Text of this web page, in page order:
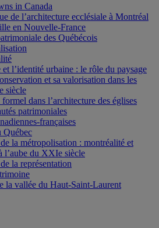
in Canada
de l’architecture ecclésiale à Montréal
en Nouvelle-France
des Québécois
l’identité urbaine : le rôle du paysage
et sa valorisation dans les
siècle
dans l’architecture des églises
patrimoniales
françaises
Québec
la métropolisation : montréalité et
l’aube du XXIe siècle
la représentation
la vallée du Haut-Saint-Laurent